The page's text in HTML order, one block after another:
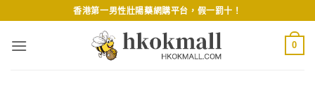
to
content
香港第一男性壯陽藥網購平台，假一罰十！
0